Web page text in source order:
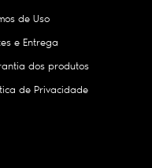
de Uso
e Entrega
dos produtos
de Privacidade